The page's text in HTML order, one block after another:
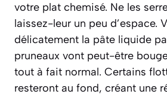
votre plat chemisé. Ne les
laissez-leur un peu d’espace.
délicatement la pâte liquide
pruneaux vont peut-être
tout à fait normal. Certains
resteront au fond, créant une